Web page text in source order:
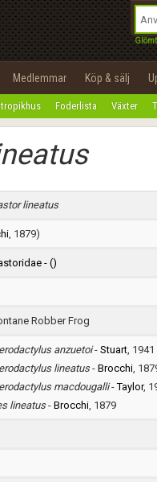
Medlemmar Köp & sälj
Foderlista Växter
lineatus
, 1879)
- ()
Robber Frog
anzuetoi- Stuart, 1941
lineatus- Brocchi,
macdougalli-Taylor,
lineatus- Brocchi, 1879
Utför
100%
OK
Tillbaka